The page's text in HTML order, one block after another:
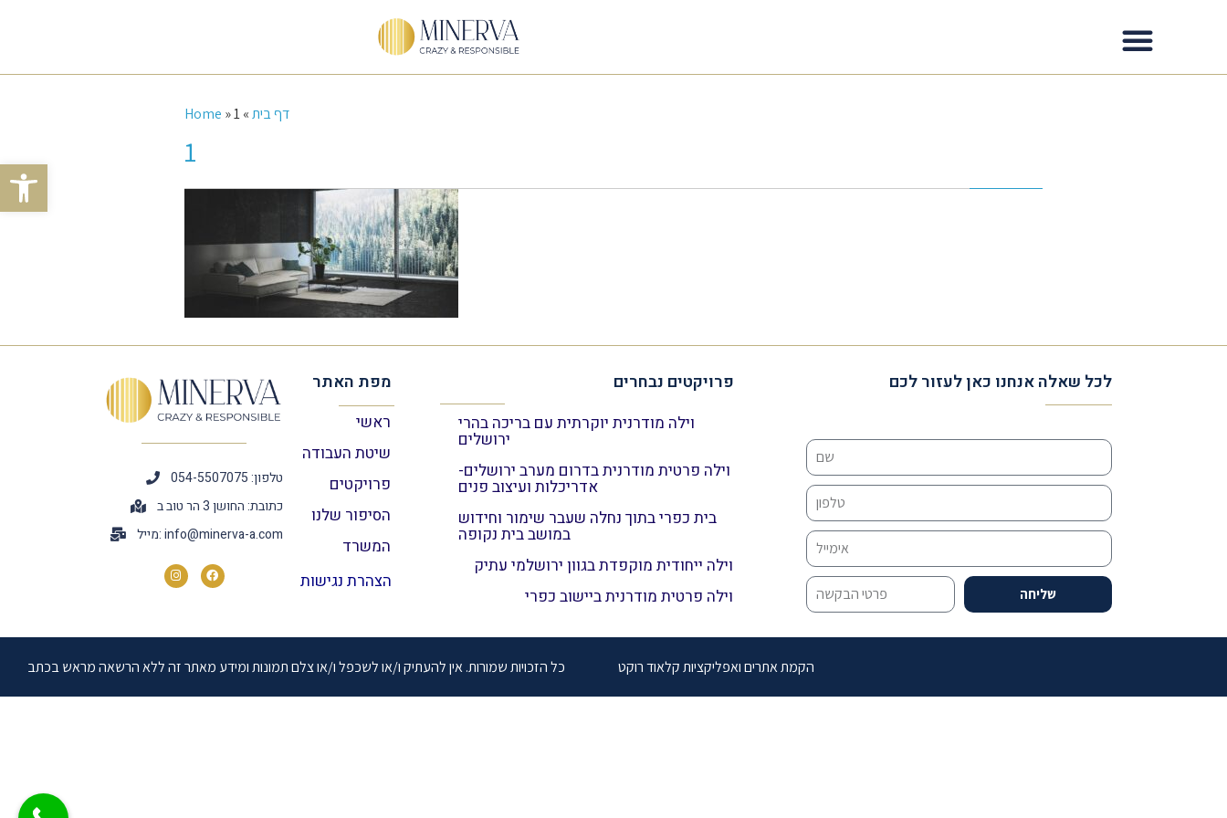
Open toolbar
Home » דף בית»
1
1
טלפון: 054-5507075
כתובת: החושן 3 הר טוב ב
מייל:info@minerva-a.com
מפת האתר
ראשי
שיטת העבודה
פרויקטים
הסיפור שלנו
המשרד
הצהרת נגישות
פרויקטים נבחרים
וילה מודרנית יוקרתית עם בריכה בהרי
ירושלים
וילה פרטית מודרנית בדרום מערב ירושלים-
אדריכלות ועיצוב פנים
בית כפרי בתוך נחלה שעבר שימור וחידוש
במושב בית נקופה
וילה ייחודית מוקפדת בגוון ירושלמי עתיק
וילה פרטית מודרנית ביישוב כפרי
לכל שאלה אנחנו כאן לעזור לכם
שליחה
כל הזכויות שמורות. אין להעתיק ו/או לשכפל ו/או צלם תמונות ומידע מאתר זה ללא הרשאה מראש בכתב הקמת אתרים ואפליקציות קלאוד רוקט